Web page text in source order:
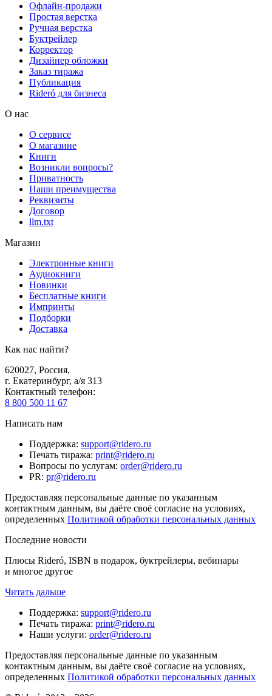
Офлайн-продажи
Простая верстка
Ручная верстка
Буктрейлер
Корректор
Дизайнер обложки
Заказ тиража
Публикация
Rideró для бизнеса
О нас
О сервисе
О магазине
Книги
Возникли вопросы?
Приватность
Наши преимущества
Реквизиты
Договор
llm.txt
Магазин
Электронные книги
Аудиокниги
Новинки
Бесплатные книги
Импринты
Подборки
Доставка
Как нас найти?
620027, Россия,
г. Екатеринбург, а/я 313
Контактный телефон:
8 800 500 11 67
Написать нам
Поддержка: support@ridero.ru
Печать тиража: print@ridero.ru
Вопросы по услугам: order@ridero.ru
PR: pr@ridero.ru
Предоставляя персональные данные по указанным
контактным данным, вы даёте своё согласие на условиях,
определенных Политикой обработки персональных данных
Последние новости
Плюсы Rideró, ISBN в подарок, буктрейлеры, вебинары
и многое другое
Читать дальше
Поддержка: support@ridero.ru
Печать тиража: print@ridero.ru
Наши услуги: order@ridero.ru
Предоставляя персональные данные по указанным
контактным данным, вы даёте своё согласие на условиях,
определенных Политикой обработки персональных данных